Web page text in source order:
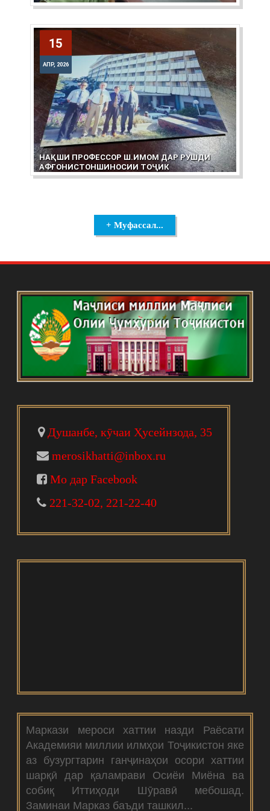
15
АПР, 2026
15
АПР, 2026
НАҚШИ ПРОФЕССОР Ш.ИМОМ ДАР РУШДИ
АФҒОНИСТОНШИНОСИИ ТОҶИК
+ Муфассал...
Душанбе, кӯчаи Ҳусейнзода, 35
merosikhatti@inbox.ru
Мо дар Facebook
221-32-02, 221-22-40
Маркази мероси хаттии назди Раёсати
Академияи миллии илмҳои Тоҷикистон яке
аз бузургтарин ганҷинаҳои осори хаттии
шарқӣ дар қаламрави Осиёи Миёна ва
собиқ Иттиҳоди Шӯравӣ мебошад.
Заминаи Марказ баъди ташкил...